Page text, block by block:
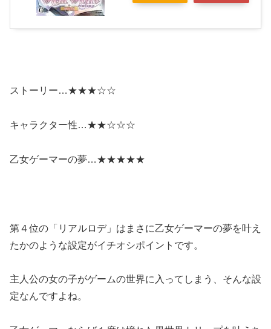
ストーリー…★★★☆☆
キャラクター性…★★☆☆☆
乙女ゲーマーの夢…★★★★★
第４位の 「リアルロデ」 はまさに乙女ゲーマーの夢を叶え
たかのような設定がイチオシポイント です。
主人公の女の子がゲームの世界に入ってしまう、そんな設
定なんですよね。